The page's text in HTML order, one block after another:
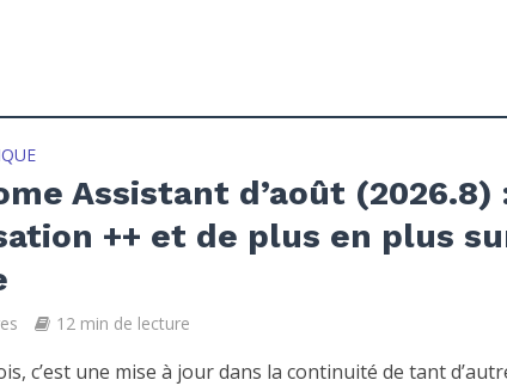
Assistant d’août (2026.8)
++ et de plus en plus
12 min de lecture
c’est une mise à jour dans la continuité de tant